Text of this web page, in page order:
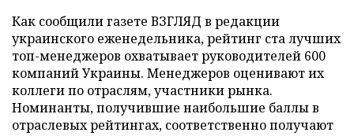
Как сообщили газете ВЗГЛЯД в редакции
украинского еженедельника, рейтинг ста лучших
топ-менеджеров охватывает руководителей 600
компаний Украины. Менеджеров оценивают их
коллеги по отраслям, участники рынка.
Номинанты, получившие наибольшие баллы в
отраслевых рейтингах, соответственно получают